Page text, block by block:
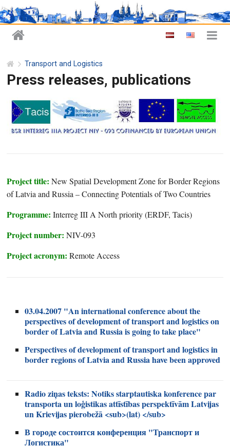
Transport and Logistics
Press releases, publications
Project title: New Spatial Development Zone for Border Regions
of Latvia and Russia – Connecting Potentials of Two Countries
Programme: Interreg III A North priority (ERDF, Tacis)
Project number: NIV-093
Project acronym: Remote Access
03.04.2007 "An international conference about the
perspectives of development of transport and logistics on
border of Latvia and Russia is going to take place"
Perspectives of development of transport and logistics in
border regions of Latvia and Russia have been approved
Radio ziņas teksts: Notiks starptautiska konference par
transporta un loģistikas attīstības perspektīvām Latvijas
un Krievijas pierobežā <sub>(lat) </sub>
В городе состоится конференция "Транспорт и
Логистика"